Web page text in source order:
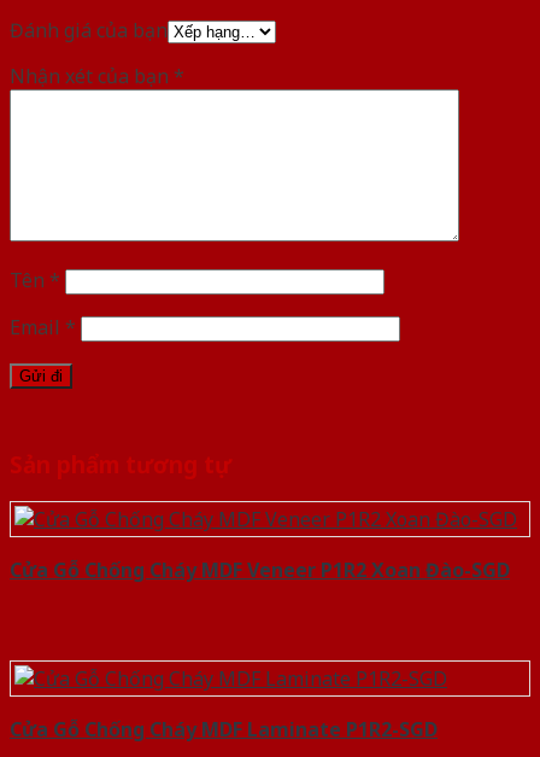
Đánh giá của bạn
Nhận xét của bạn *
Tên *
Email *
Sản phẩm tương tự
Cửa Gỗ Chống Cháy MDF Veneer P1R2 Xoan Đào-SGD
Cửa Gỗ Chống Cháy MDF Laminate P1R2-SGD